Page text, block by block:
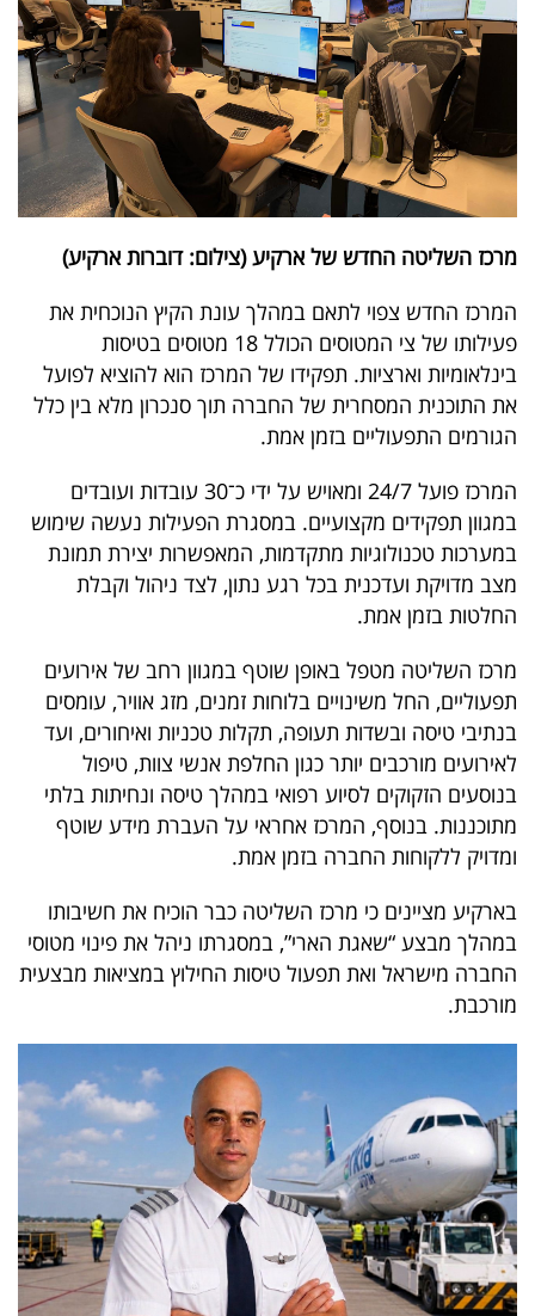
ניוזלטרים
מייל
אדום
פרסמו
עקבו
אחרינו:
מרכז השליטה החדש של ארקיע (צילום: דוברות ארקיע)
המרכז החדש צפוי לתאם במהלך עונת הקיץ הנוכחית את
פעילותו של צי המטוסים הכולל 18 מטוסים בטיסות
בינלאומיות וארציות. תפקידו של המרכז הוא להוציא לפועל
את התוכנית המסחרית של החברה תוך סנכרון מלא בין כלל
הגורמים התפעוליים בזמן אמת.
המרכז פועל 24/7 ומאויש על ידי כ־30 עובדות ועובדים
במגוון תפקידים מקצועיים. במסגרת הפעילות נעשה שימוש
במערכות טכנולוגיות מתקדמות, המאפשרות יצירת תמונת
מצב מדויקת ועדכנית בכל רגע נתון, לצד ניהול וקבלת
החלטות בזמן אמת.
מרכז השליטה מטפל באופן שוטף במגוון רחב של אירועים
תפעוליים, החל משינויים בלוחות זמנים, מזג אוויר, עומסים
בנתיבי טיסה ובשדות תעופה, תקלות טכניות ואיחורים, ועד
לאירועים מורכבים יותר כגון החלפת אנשי צוות, טיפול
בנוסעים הזקוקים לסיוע רפואי במהלך טיסה ונחיתות בלתי
מתוכננות. בנוסף, המרכז אחראי על העברת מידע שוטף
ומדויק ללקוחות החברה בזמן אמת.
בארקיע מציינים כי מרכז השליטה כבר הוכיח את חשיבותו
במהלך מבצע “שאגת הארי”, במסגרתו ניהל את פינוי מטוסי
החברה מישראל ואת תפעול טיסות החילוץ במציאות מבצעית
מורכבת.